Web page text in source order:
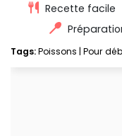
Recette facile
Tags:Poissons Pour